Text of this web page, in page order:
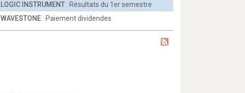
LOGIC INSTRUMENT : Résultats du 1er semestre
WAVESTONE : Paiement dividendes